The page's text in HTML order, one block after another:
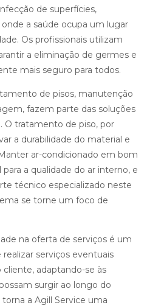
de superfícies,
a saúde ocupa um lugar
Os profissionais utilizam
a eliminação de germes e
mais seguro para todos.
de pisos, manutenção
fazem parte das soluções
O tratamento de piso, por
a durabilidade do material e
ar-condicionado em bom
a qualidade do ar interno, e
técnico especializado neste
se torne um foco de
na oferta de serviços é um
serviços eventuais
adaptando-se às
surgir ao longo do
a Agill Service uma